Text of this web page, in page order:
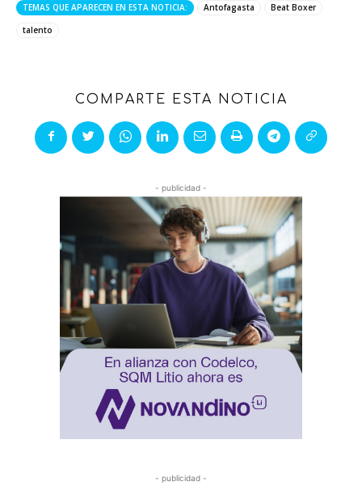
TEMAS QUE APARECEN EN ESTA NOTICIA: Antofagasta
Beat Boxer
talento
COMPARTE ESTA NOTICIA
- publicidad -
- publicidad -